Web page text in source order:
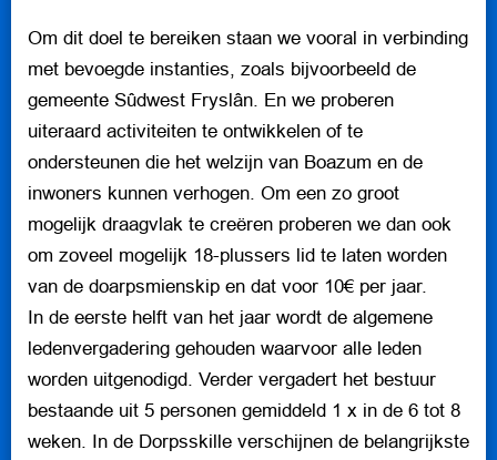
Om dit doel te bereiken staan we vooral in verbinding
met bevoegde instanties, zoals bijvoorbeeld de
gemeente Sûdwest Fryslân. En we proberen
uiteraard activiteiten te ontwikkelen of te
ondersteunen die het welzijn van Boazum en de
inwoners kunnen verhogen. Om een zo groot
mogelijk draagvlak te creëren proberen we dan ook
om zoveel mogelijk 18-plussers lid te laten worden
van de doarpsmienskip en dat voor 10€ per jaar.
In de eerste helft van het jaar wordt de algemene
ledenvergadering gehouden waarvoor alle leden
worden uitgenodigd. Verder vergadert het bestuur
bestaande uit 5 personen gemiddeld 1 x in de 6 tot 8
weken. In de Dorpsskille verschijnen de belangrijkste